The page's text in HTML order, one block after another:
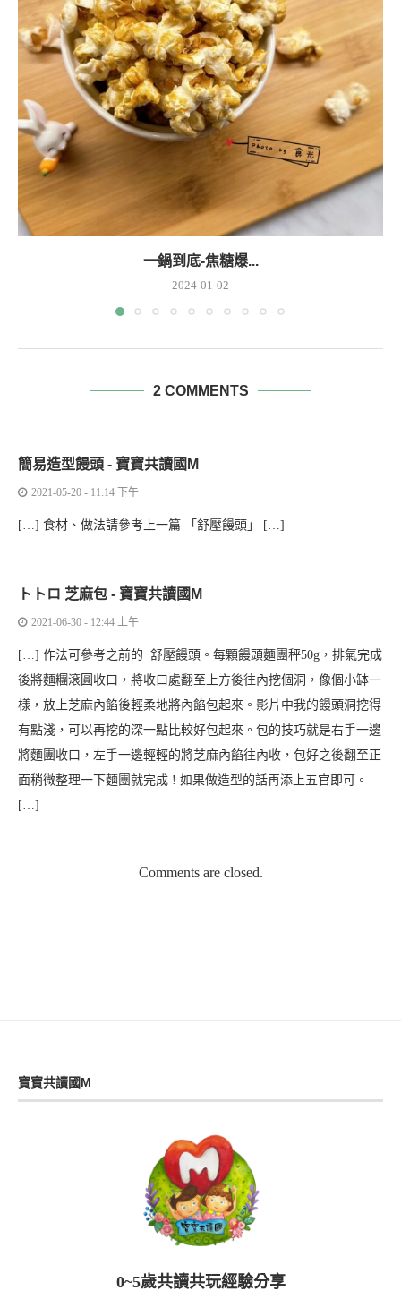
一鍋到底-焦糖爆...
2024-01-02
2 COMMENTS
簡易造型饅頭 - 寶寶共讀國M
2021-05-20 - 11:14 下午
[…] 食材、做法請參考上一篇 「舒壓饅頭」 […]
トトロ 芝麻包 - 寶寶共讀國M
2021-06-30 - 12:44 上午
[…] 作法可參考之前的 舒壓饅頭。每顆饅頭麵團秤50g，排氣完成
後將麵糰滾圓收口，將收口處翻至上方後往內挖個洞，像個小缽一
樣，放上芝麻內餡後輕柔地將內餡包起來。影片中我的饅頭洞挖得
有點淺，可以再挖的深一點比較好包起來。包的技巧就是右手一邊
將麵團收口，左手一邊輕輕的將芝麻內餡往內收，包好之後翻至正
面稍微整理一下麵團就完成 ! 如果做造型的話再添上五官即可。
[…]
Comments are closed.
寶寶共讀國M
0~5歲共讀共玩經驗分享